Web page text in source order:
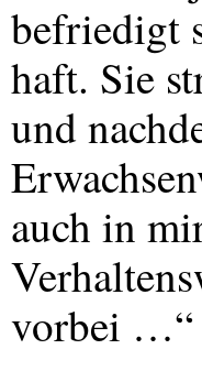
befriedigt
haft. Sie
und
auch in
vorbei …“